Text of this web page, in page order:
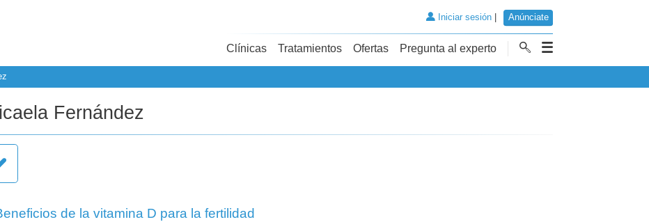
Iniciar sesión| Anúnciate
Clínicas Tratamientos Ofertas Pregunta al experto
Fernández
de la vitamina D para la fertilidad